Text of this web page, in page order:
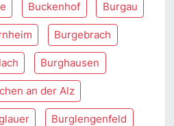
Buckenhof Burgau
Burgebrach
Burghausen
an der Alz
Burglengenfeld